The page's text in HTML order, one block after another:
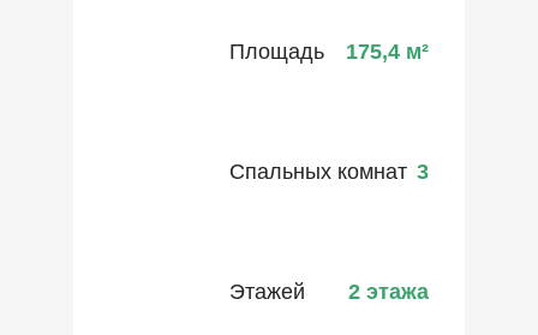
Площадь 175,4 м²
Спальных комнат 3
Этажей 2 этажа